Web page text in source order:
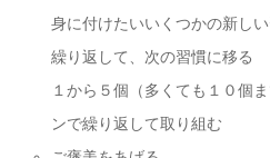
身に付けたいいくつかの新し
繰り返して、次の習慣に移る
１から５個（多くても１０個
ンで繰り返して取り組む